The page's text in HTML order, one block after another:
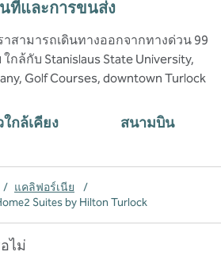
ที่และการขนส่ง
าสามารถเดินทางออกจากทางด่วน 99
กล้กับ Stanislaus State University,
Golf Courses, downtown Turlock
กล้เคียง สนามบิน
/ แคลิฟอร์เนีย
/
Suites by Hilton Turlock
ไม่